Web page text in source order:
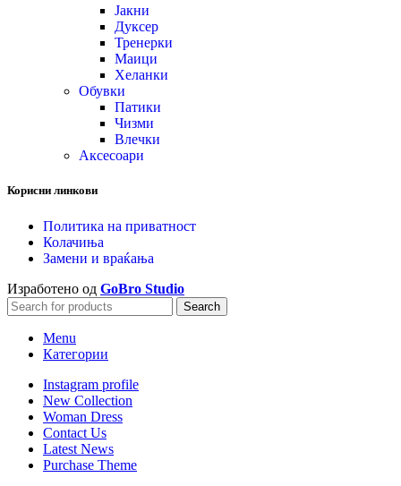
Јакни
Дуксер
Тренерки
Маици
Хеланки
Обувки
Патики
Чизми
Влечки
Аксесоари
Корисни линкови
Политика на приватност
Колачиња
Замени и враќања
Изработено од GoBro Studio
Search
Menu
Категории
Instagram profile
New Collection
Woman Dress
Contact Us
Latest News
Purchase Theme